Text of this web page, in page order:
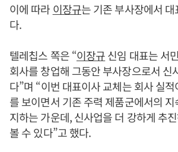
이에 따라 이장규는 기존 부사장에서
다.
텔레칩스 쪽은 “이장규신임 대표는 서
회사를 창업해 그동안 부사장으로서 신
다”며 “이번 대표이사 교체는 회사 실
를 보이면서 기존 주력 제품군에서의
지하는 가운데, 신사업을 더 강하게 추
볼 수 있다”고 했다.